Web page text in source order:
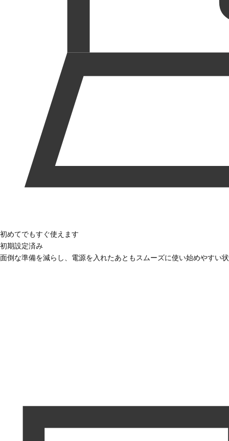
初めてでもすぐ使えます
初期設定済み
面倒な準備を減らし、電源を入れたあともスムーズに使い始めやすい